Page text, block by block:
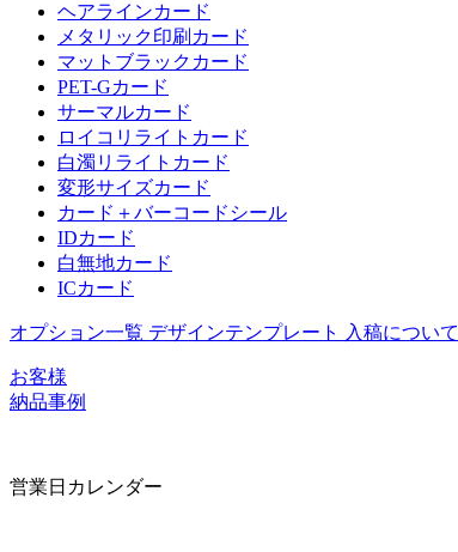
ヘアラインカード
メタリック印刷カード
マットブラックカード
PET-Gカード
サーマルカード
ロイコリライトカード
白濁リライトカード
変形サイズカード
カード＋バーコードシール
IDカード
白無地カード
ICカード
オプション一覧 デザインテンプレート 入稿について
お客様
納品事例
営業日カレンダー